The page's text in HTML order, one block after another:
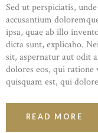
Sed ut perspiciatis,
accusantium
ipsa, quae ab illo
dicta sunt, explicabo.
sit, aspernatur aut odit
dolores eos, qui
quisquam est, qui
READ MORE